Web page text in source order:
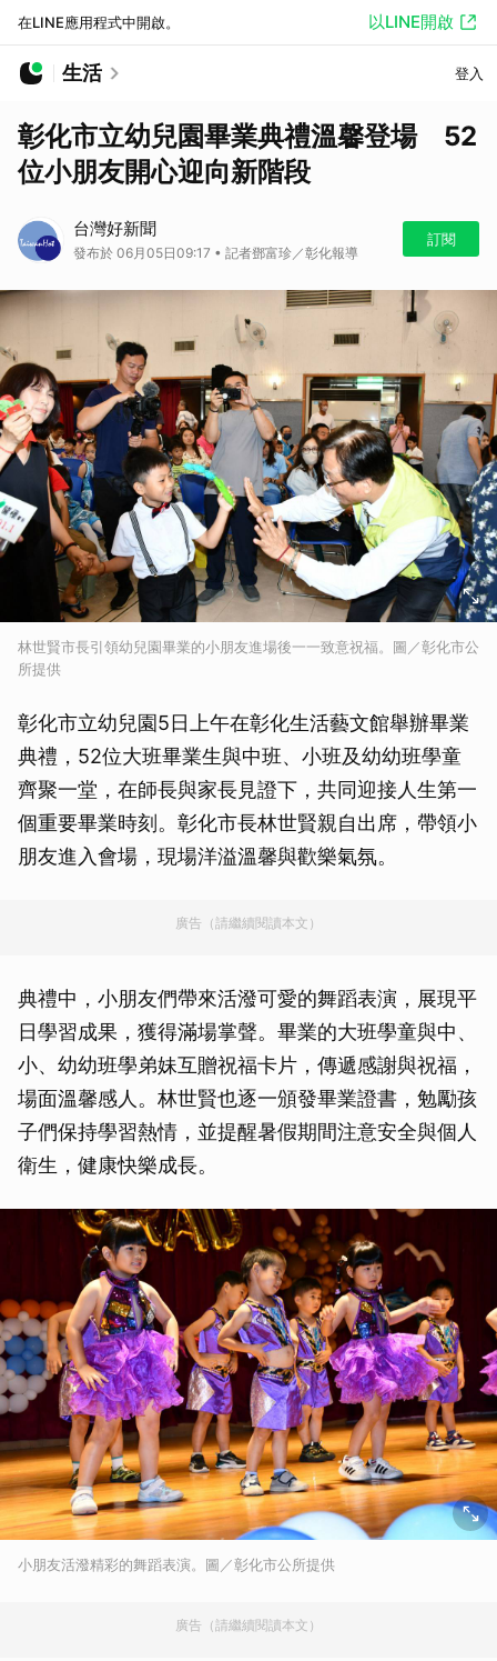
在LINE應用程式中開啟。 以LINE開啟
生活 登入
彰化市立幼兒園畢業典禮溫馨登場 52
位小朋友開心迎向新階段
台灣好新聞
發布於 06月05日09:17 • 記者鄧富珍／彰化報導
訂閱
林世賢市長引領幼兒園畢業的小朋友進場後一一致意祝福。圖／彰化市公
所提供
彰化市立幼兒園5日上午在彰化生活藝文館舉辦畢業
典禮，52位大班畢業生與中班、小班及幼幼班學童
齊聚一堂，在師長與家長見證下，共同迎接人生第一
個重要畢業時刻。彰化市長林世賢親自出席，帶領小
朋友進入會場，現場洋溢溫馨與歡樂氣氛。
廣告（請繼續閱讀本文）
典禮中，小朋友們帶來活潑可愛的舞蹈表演，展現平
日學習成果，獲得滿場掌聲。畢業的大班學童與中、
小、幼幼班學弟妹互贈祝福卡片，傳遞感謝與祝福，
場面溫馨感人。林世賢也逐一頒發畢業證書，勉勵孩
子們保持學習熱情，並提醒暑假期間注意安全與個人
衛生，健康快樂成長。
小朋友活潑精彩的舞蹈表演。圖／彰化市公所提供
廣告（請繼續閱讀本文）